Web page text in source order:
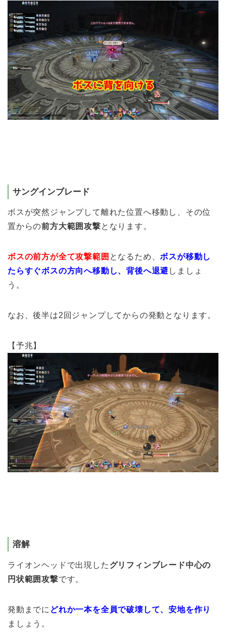
サングインブレード
ボスが突然ジャンプして離れた位置へ移動し、その位
置からの前方大範囲攻撃となります。
ボスの前方が全て攻撃範囲 となるため、ボスが移動し
たらすぐボスの方向へ移動し、背後へ退避 しましょ
う。
なお、後半は2回ジャンプしてからの発動となります。
【予兆】
溶解
ライオンヘッドで出現した グリフィンブレード中心の
円状範囲攻撃です。
発動までに どれか一本を全員で破壊して、安地を作り
ましょう。